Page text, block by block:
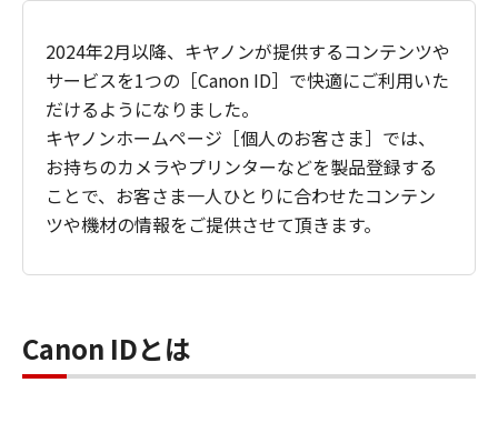
2024年2月以降、キヤノンが提供するコンテンツや
サービスを1つの［Canon ID］で快適にご利用いた
だけるようになりました。
キヤノンホームページ［個人のお客さま］では、
お持ちのカメラやプリンターなどを製品登録する
ことで、お客さま一人ひとりに合わせたコンテン
ツや機材の情報をご提供させて頂きます。
Canon IDとは